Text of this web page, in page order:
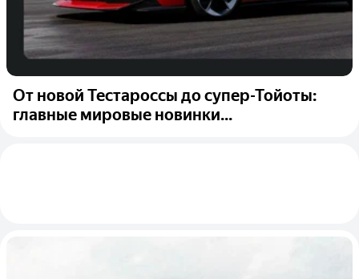
От новой Тестароссы до супер-Тойоты:
главные мировые новинки...